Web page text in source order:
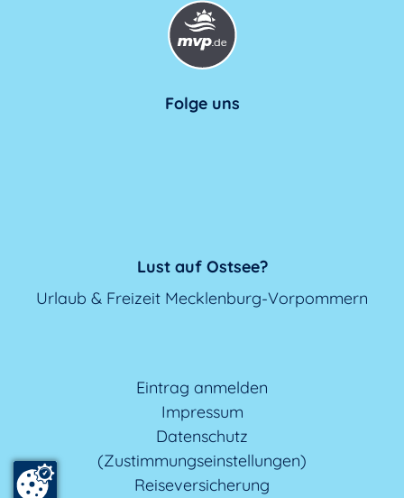
Folge uns
Lust auf Ostsee?
Urlaub & Freizeit Mecklenburg-Vorpommern
Eintrag anmelden
Impressum
Datenschutz
(Zustimmungseinstellungen)
Reiseversicherung